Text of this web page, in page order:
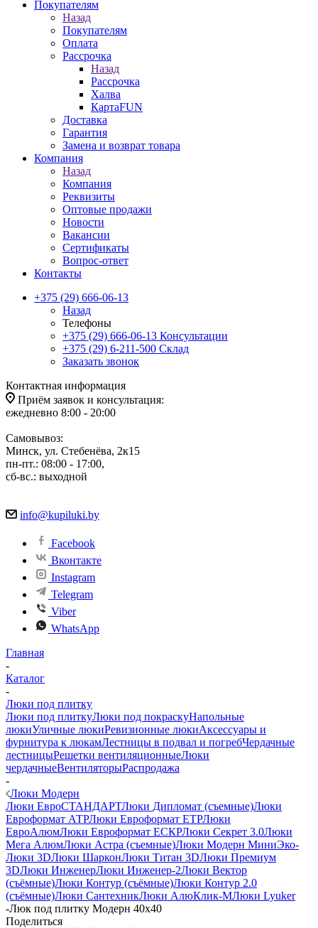
Покупателям
Назад
Покупателям
Оплата
Рассрочка
Назад
Рассрочка
Халва
КартаFUN
Доставка
Гарантия
Замена и возврат товара
Компания
Назад
Компания
Реквизиты
Оптовые продажи
Новости
Вакансии
Сертификаты
Вопрос-ответ
Контакты
+375 (29) 666-06-13
Назад
Телефоны
+375 (29) 666-06-13 Консультации
+375 (29) 6-211-500 Склад
Заказать звонок
Контактная информация
Приём заявок и консультация:
ежедневно 8:00 - 20:00
Самовывоз:
Минск, ул. Стебенёва, 2к15
пн-пт.: 08:00 - 17:00,
сб-вс.: выходной
info@kupiluki.by
Facebook
Вконтакте
Instagram
Telegram
Viber
WhatsApp
Главная
-
Каталог
-
Люки под плитку
Люки под плиткуЛюки под покраскуНапольные
люкиУличные люкиРевизионные люкиАксессуары и
фурнитура к люкамЛестницы в подвал и погребЧердачные
лестницыРешетки вентиляционныеЛюки
чердачныеВентиляторыРаспродажа
-
Люки Модерн
Люки ЕвроСТАНДАРТЛюки Дипломат (съемные)Люки
Евроформат АТРЛюки Евроформат ЕТРЛюки
ЕвроАлюмЛюки Евроформат ЕСКРЛюки Секрет 3.0Люки
Мега АлюмЛюки Астра (съемные)Люки Модерн МиниЭко-
Люки 3DЛюки ШарконЛюки Титан 3DЛюки Премиум
3DЛюки ИнженерЛюки Инженер-2Люки Вектор
(съёмные)Люки Контур (съёмные)Люки Контур 2.0
(съёмные)Люки СантехникЛюки АлюКлик-МЛюки Lyuker
-Люк под плитку Модерн 40х40
Поделиться